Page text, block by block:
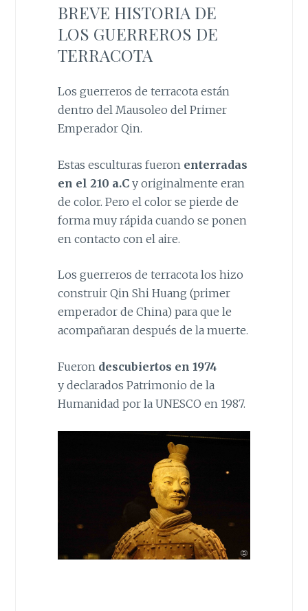
BREVE HISTORIA DE
LOS GUERREROS DE
TERRACOTA
Los guerreros de terracota están
dentro del Mausoleo del Primer
Emperador Qin.
Estas esculturas fueron enterradas
en el 210 a.Cy originalmente eran
de color. Pero el color se pierde de
forma muy rápida cuando se ponen
en contacto con el aire.
Los guerreros de terracota los hizo
construir Qin Shi Huang (primer
emperador de China) para que le
acompañaran después de la muerte.
Fueron descubiertos en 1974
y declarados Patrimonio de la
Humanidad por la UNESCO en 1987.